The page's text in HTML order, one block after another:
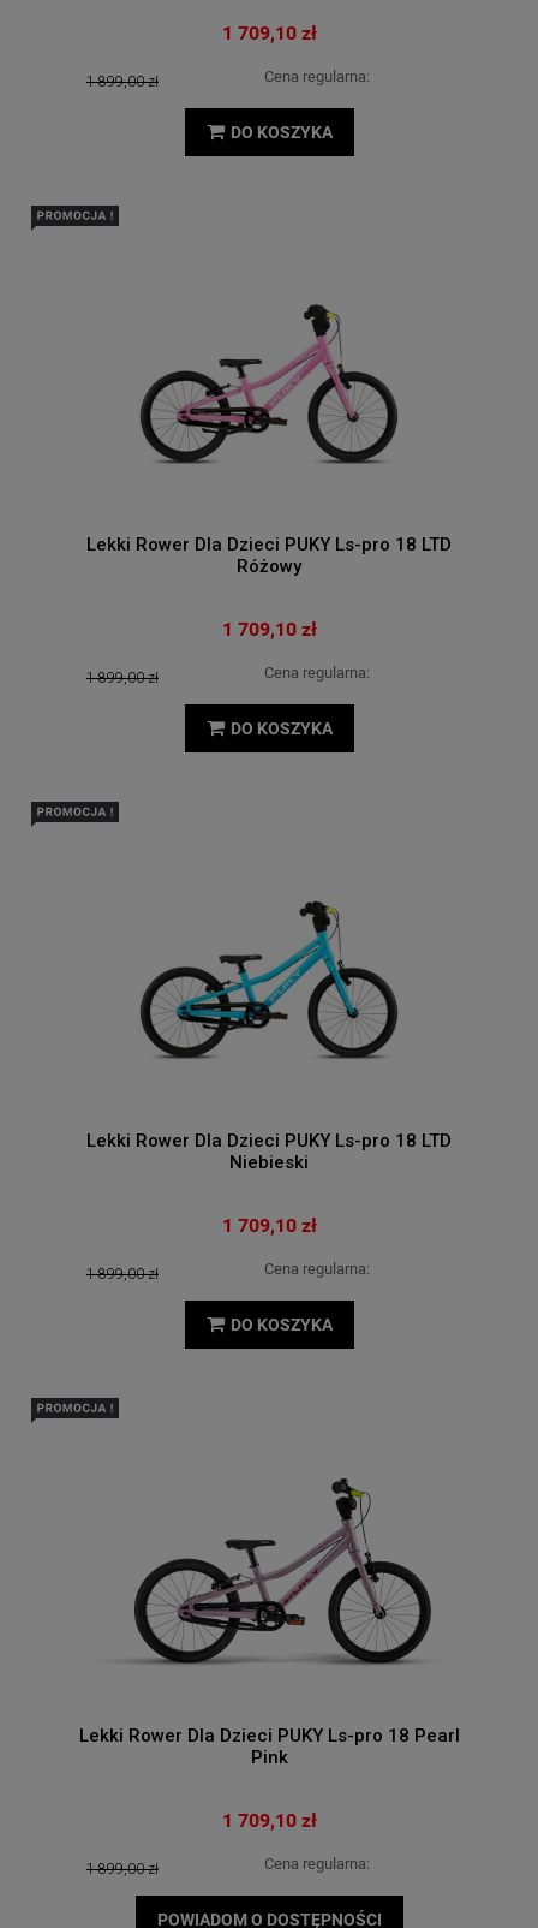
1 709,10 zł
Cena regularna:
1 899,00 zł
DO KOSZYKA
Lekki Rower Dla Dzieci PUKY Ls-pro 18 LTD
Różowy
1 709,10 zł
Cena regularna:
1 899,00 zł
DO KOSZYKA
Lekki Rower Dla Dzieci PUKY Ls-pro 18 LTD
Niebieski
1 709,10 zł
Cena regularna:
1 899,00 zł
DO KOSZYKA
Lekki Rower Dla Dzieci PUKY Ls-pro 18 Pearl
Pink
1 709,10 zł
Cena regularna:
1 899,00 zł
POWIADOM O DOSTĘPNOŚCI